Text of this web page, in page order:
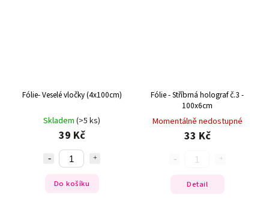
Fólie- Veselé vločky (4x100cm)
Skladem (>5 ks)
39 Kč
Do košíku
Fólie - Stříbrná holograf č.3 -
100x6cm
Momentálně nedostupné
33 Kč
Detail